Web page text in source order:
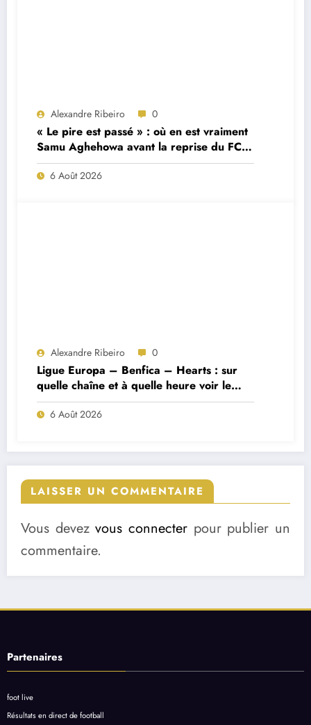
Alexandre Ribeiro 0
« Le pire est passé » : où en est vraiment
Samu Aghehowa avant la reprise du FC
Porto ?
6 Août 2026
Alexandre Ribeiro 0
Ligue Europa – Benfica – Hearts : sur
quelle chaîne et à quelle heure voir le
match ?
6 Août 2026
LAISSER UN COMMENTAIRE
Vous devezvous connecter pour publier un
commentaire.
Partenaires
foot live
Résultats en direct de football